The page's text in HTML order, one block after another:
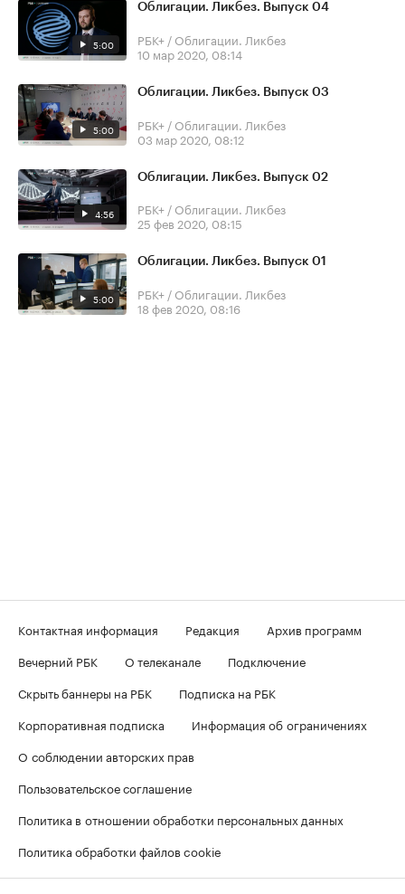
5:00
Облигации. Ликбез. Выпуск 04
РБК+ / Облигации. Ликбез
10 мар 2020, 08:14
5:00
Облигации. Ликбез. Выпуск 03
РБК+ / Облигации. Ликбез
03 мар 2020, 08:12
4:56
Облигации. Ликбез. Выпуск 02
РБК+ / Облигации. Ликбез
25 фев 2020, 08:15
5:00
Облигации. Ликбез. Выпуск 01
РБК+ / Облигации. Ликбез
18 фев 2020, 08:16
Контактная информация Редакция
Архив программ
Вечерний РБК
О телеканале
Подключение
Скрыть баннеры на РБК
Подписка на РБК
Корпоративная подписка
Информация об ограничениях
О соблюдении авторских прав
Пользовательское соглашение
Политика в отношении обработки персональных данных
Политика обработки файлов cookie